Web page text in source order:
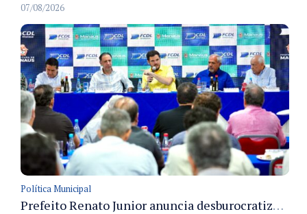
07/08/2026
Política Municipal
Prefeito Renato Junior anuncia desburocratização e revitalização do centro de Manaus em reunião com empresários